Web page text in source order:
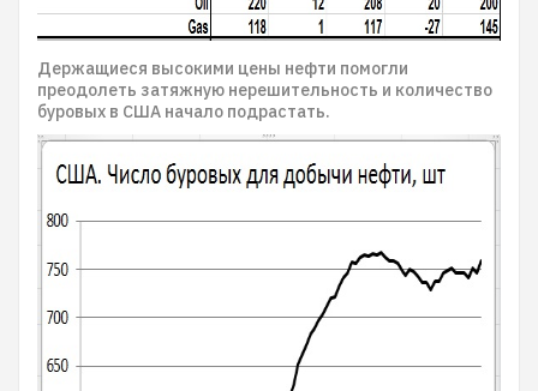
Держащиеся высокими цены нефти помогли
преодолеть затяжную нерешительность и количество
буровых в США начало подрастать.